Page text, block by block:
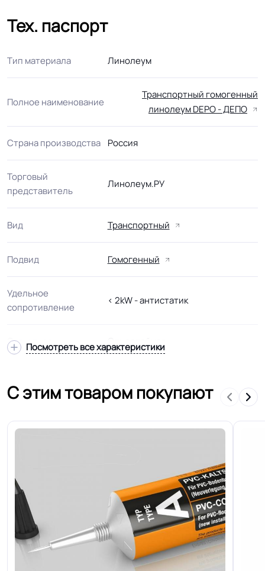
Тех. паспорт
Тип материала Линолеум
Полное наименование
Транспортный гомогенный
линолеум DEPO - ДЕПО
Страна производства Россия
Торговый
представитель
Линолеум.РУ
Вид Транспортный
Подвид Гомогенный
Удельное
сопротивление
< 2kW - антистатик
Структура
Область применения
Для пассажирских вагонах
железнодорожного транспорта и
вагонах метрополитена
Допуск изменения
толщин
+-10% мм
Посмотреть все характеристики
С этим товаром покупают